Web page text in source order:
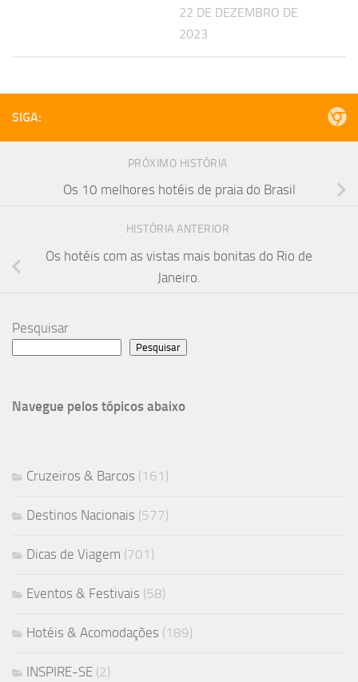
22 DE DEZEMBRO DE
2023
SIGA:
PRÓXIMO HISTÓRIA
Os 10 melhores hotéis de praia do Brasil
HISTÓRIA ANTERIOR
Os hotéis com as vistas mais bonitas do Rio de
Janeiro.
Pesquisar
Pesquisar
Navegue pelos tópicos abaixo
Cruzeiros & Barcos (161)
Destinos Nacionais (577)
Dicas de Viagem (701)
Eventos & Festivais (58)
Hotéis & Acomodações (189)
INSPIRE-SE (2)